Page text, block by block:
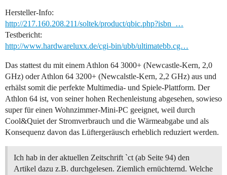
Hersteller-Info:
http://217.160.208.211/soltek/product/qbic.php?isbn_…
Testbericht:
http://www.hardwareluxx.de/cgi-bin/ubb/ultimatebb.cg…
Das stattest du mit einem Athlon 64 3000+ (Newcastle-Kern, 2,0
GHz) oder Athlon 64 3200+ (Newcalstle-Kern, 2,2 GHz) aus und
erhälst somit die perfekte Multimedia- und Spiele-Plattform. Der
Athlon 64 ist, von seiner hohen Rechenleistung abgesehen, sowieso
super für einen Wohnzimmer-Mini-PC geeignet, weil durch
Cool&Quiet der Stromverbrauch und die Wärmeabgabe und als
Konsequenz davon das Lüftergeräusch erheblich reduziert werden.
Ich hab in der aktuellen Zeitschrift `ct (ab Seite 94) den
Artikel dazu z.B. durchgelesen. Ziemlich ernüchternd. Welche